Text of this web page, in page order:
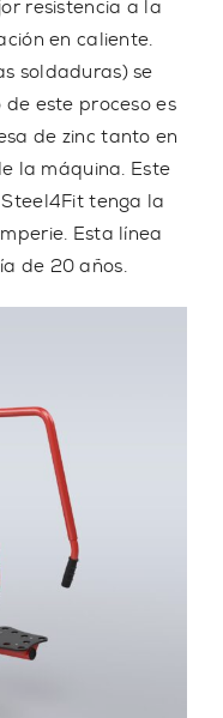
resistencia a la
en caliente.
soldaduras) se
este proceso es
de zinc tanto en
la máquina. Este
tenga la
Esta línea
de 20 años.